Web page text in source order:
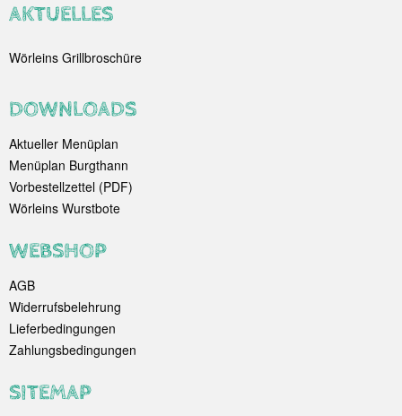
AKTUELLES
Wörleins Grillbroschüre
DOWNLOADS
Aktueller Menüplan
Menüplan Burgthann
Vorbestellzettel (PDF)
Wörleins Wurstbote
WEBSHOP
AGB
Widerrufsbelehrung
Lieferbedingungen
Zahlungsbedingungen
SITEMAP